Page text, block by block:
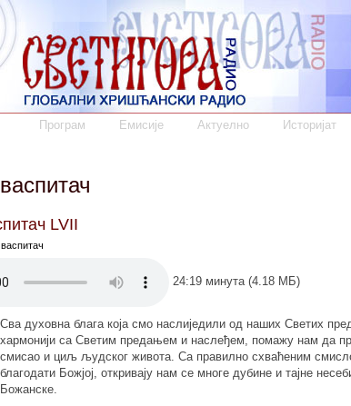
Програм Емисије Актуелно Историјат
LVII
24:19 минута (4.18 МБ)
Сва духовна блага која смо наслиједили од наших Светих
хармонији са Светим предањем и наслеђем, помажу нам да
смисао и циљ људског живота. Са правилно схваћеним
благодати Божјој, откривају нам се многе дубине и тајне
Божанске.